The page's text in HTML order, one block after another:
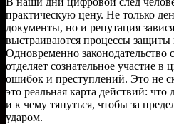
практическую цену. Не только
документы, но и репутация
выстраиваются процессы
Одновременно законодательство
отделяет сознательное участие
ошибок и преступлений. Это не
это реальная карта действий: что
и к чему тянуться, чтобы за
ударом.